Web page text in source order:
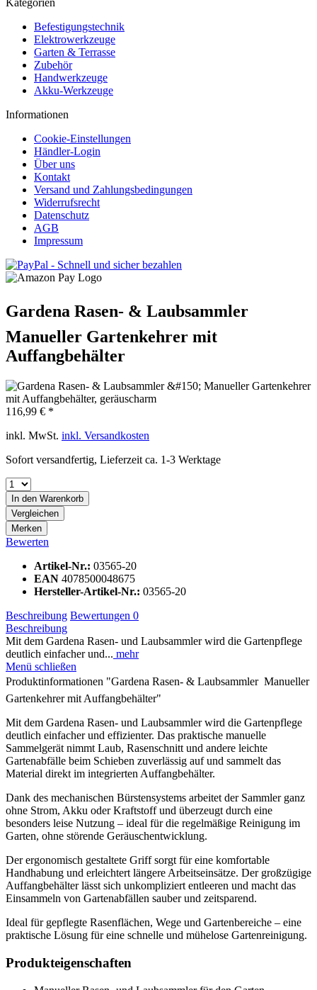
Kategorien
Befestigungstechnik
Elektrowerkzeuge
Garten & Terrasse
Zubehör
Handwerkzeuge
Akku-Werkzeuge
Informationen
Cookie-Einstellungen
Händler-Login
Über uns
Kontakt
Versand und Zahlungsbedingungen
Widerrufsrecht
Datenschutz
AGB
Impressum
Gardena Rasen- & Laubsammler 
Manueller Gartenkehrer mit
Auffangbehälter
116,99 € *
inkl. MwSt. inkl. Versandkosten
Sofort versandfertig, Lieferzeit ca. 1-3 Werktage
In den Warenkorb
Vergleichen
Merken
Bewerten
Artikel-Nr.: 03565-20
EAN 4078500048675
Hersteller-Artikel-Nr.: 03565-20
Beschreibung Bewertungen 0
Beschreibung
Mit dem Gardena Rasen- und Laubsammler wird die Gartenpflege
deutlich einfacher und... mehr
Menü schließen
Produktinformationen "Gardena Rasen- & Laubsammler  Manueller
Gartenkehrer mit Auffangbehälter"
Mit dem Gardena Rasen- und Laubsammler wird die Gartenpflege
deutlich einfacher und effizienter. Das praktische manuelle
Sammelgerät nimmt Laub, Rasenschnitt und andere leichte
Gartenabfälle beim Schieben zuverlässig auf und sammelt das
Material direkt im integrierten Auffangbehälter.
Dank des mechanischen Bürstensystems arbeitet der Sammler ganz
ohne Strom, Akku oder Kraftstoff und überzeugt durch eine
besonders leise Nutzung – ideal für die regelmäßige Reinigung im
Garten, ohne störende Geräuschentwicklung.
Der ergonomisch gestaltete Griff sorgt für eine komfortable
Handhabung und erleichtert längere Arbeitseinsätze. Der großzügige
Auffangbehälter lässt sich unkompliziert entleeren und macht das
Einsammeln von Gartenabfällen sauber und zeitsparend.
Ideal für gepflegte Rasenflächen, Wege und Gartenbereiche – eine
praktische Lösung für eine schnelle und mühelose Gartenreinigung.
Produkteigenschaften